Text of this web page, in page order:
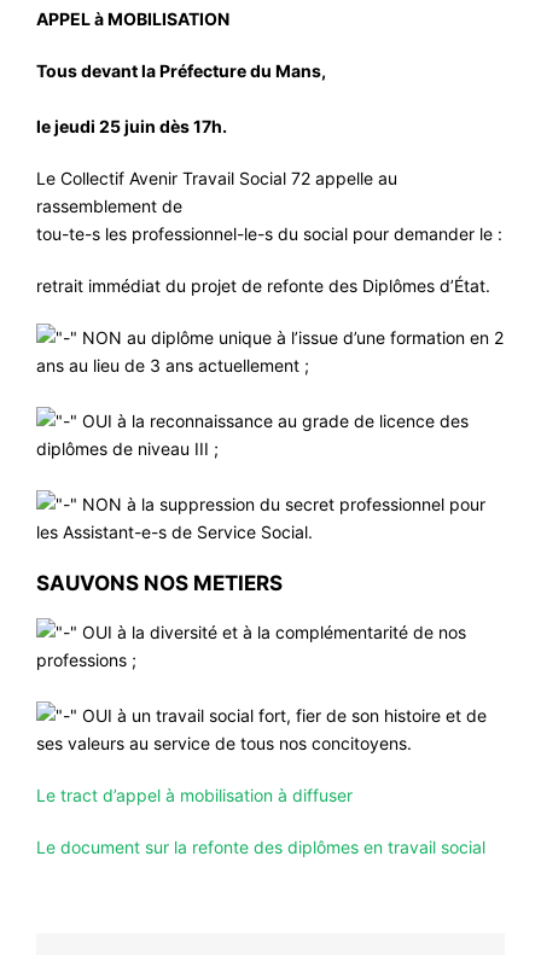
#VOS ÉLUES
#FORMATION
#COMMUNIQUÉS
#MÉDIAS
#DÉBATS
#PRESSE
#ARCHIVES
APPEL à MOBILISATION
Tous devant la Préfecture du Mans,
le jeudi 25 juin dès 17h.
Le Collectif Avenir Travail Social 72 appelle au
rassemblement de
tou-te-s les professionnel-le-s du social pour demander le :
retrait immédiat du projet de refonte des Diplômes d’État.
NON au diplôme unique à l’issue d’une formation en 2
ans au lieu de 3 ans actuellement ;
OUI à la reconnaissance au grade de licence des
diplômes de niveau III ;
NON à la suppression du secret professionnel pour
les Assistant-e-s de Service Social.
SAUVONS NOS METIERS
OUI à la diversité et à la complémentarité de nos
professions ;
OUI à un travail social fort, fier de son histoire et de
ses valeurs au service de tous nos concitoyens.
Le tract d’appel à mobilisation à diffuser
Le document sur la refonte des diplômes en travail social